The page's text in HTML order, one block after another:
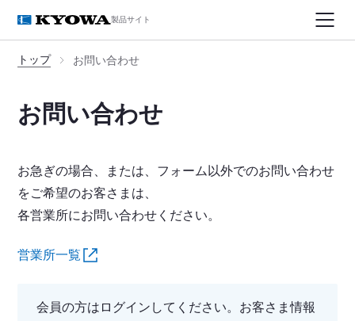
製品サイト
トップ お問い合わせ
お問い合わせ
お急ぎの場合、または、フォーム以外でのお問い合わせ
をご希望のお客さまは、
各営業所にお問い合わせください。
営業所一覧
会員の方はログインしてください。お客さま情報